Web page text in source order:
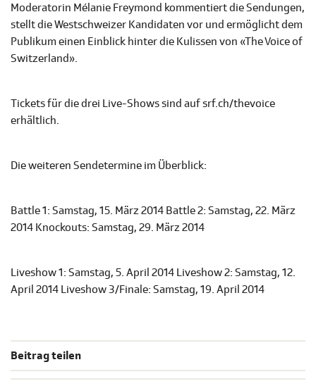
Moderatorin Mélanie Freymond kommentiert die Sendungen,
stellt die Westschweizer Kandidaten vor und ermöglicht dem
Publikum einen Einblick hinter die Kulissen von «The Voice of
Switzerland».
Tickets für die drei Live-Shows sind auf srf.ch/thevoice
erhältlich.
Die weiteren Sendetermine im Überblick:
Battle 1: Samstag, 15. März 2014 Battle 2: Samstag, 22. März
2014 Knockouts: Samstag, 29. März 2014
Liveshow 1: Samstag, 5. April 2014 Liveshow 2: Samstag, 12.
April 2014 Liveshow 3/Finale: Samstag, 19. April 2014
Beitrag teilen